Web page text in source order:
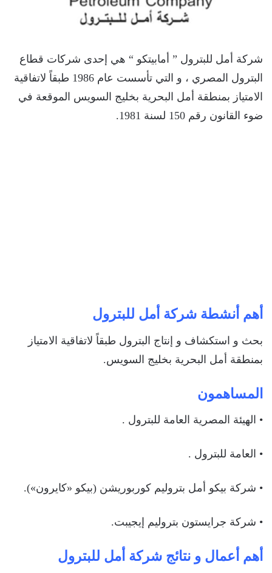
اتصالات وتكنولوجيا
شركات
فيديو وتوك شو
شركة أمل للبترول ” أمابيتكو “ هي إحدى شركات قطاع
البترول المصري ، و التي تأسست عام 1986 طبقاً لاتفاقية
الامتياز بمنطقة أمل البحرية بخليج السويس الموقعة في
ضوء القانون رقم 150 لسنة 1981.
أهم أنشطة شركة أمل للبترول
بحث و استكشاف و إنتاج البترول طبقاً لاتفاقية الامتياز
بمنطقة أمل البحرية بخليج السويس.
المساهمون
• الهيئة المصرية العامة للبترول .
• العامة للبترول .
• شركة بيكو أمل بتروليم كوربوريشن (بيكو «كايرون»).
• شركة جرايستون بتروليم إيجيبت.
أهم أعمال و نتائج شركة أمل للبترول